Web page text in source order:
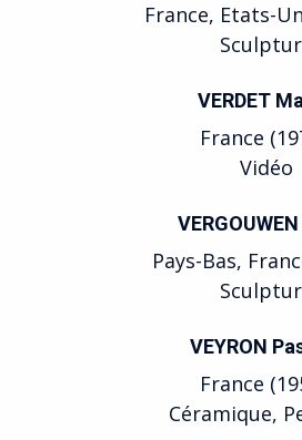
France, Etats-
VERDET
France
Vidéo
Pays-Bas,
VEYRON
France
Céramique,